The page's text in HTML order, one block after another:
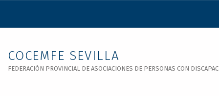
COCEMFE SEVILLA
FEDERACIÓN PROVINCIAL DE ASOCIACIONES DE PERSONAS CON